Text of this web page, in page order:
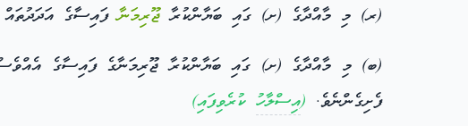
(ރ) މި މާއްދާގެ (ށ) ގައި ބަޔާންކުރާޖޫރިމަނާފައިސާގެ އަދަދުތައް
ފެށިގެންނެވެ. (އިސްލާހު ކުރެވިފައި)